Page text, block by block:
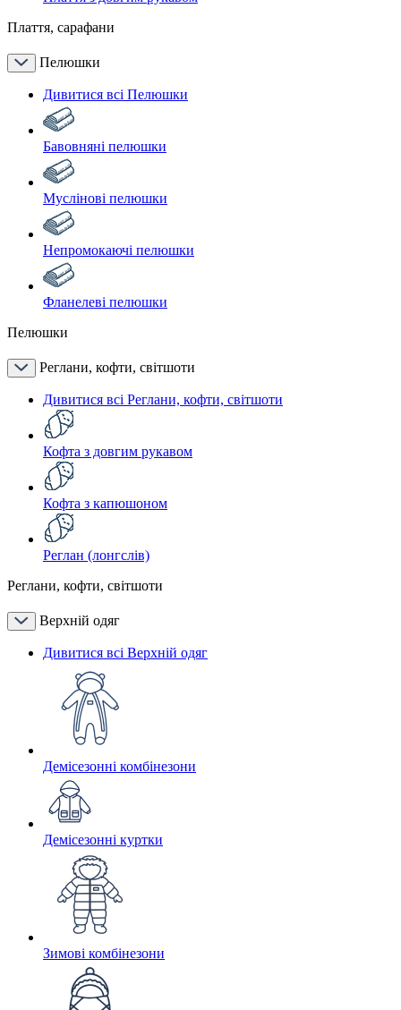
Плаття, сарафани
Пелюшки
Дивитися всі Пелюшки
Бавовняні пелюшки
Муслінові пелюшки
Непромокаючі пелюшки
Фланелеві пелюшки
Пелюшки
Реглани, кофти, світшоти
Дивитися всі Реглани, кофти, світшоти
Кофта з довгим рукавом
Кофта з капюшоном
Реглан (лонгслів)
Реглани, кофти, світшоти
Верхній одяг
Дивитися всі Верхній одяг
Демісезонні комбінезони
Демісезонні куртки
Зимові комбінезони